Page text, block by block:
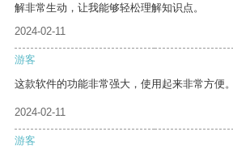
解非常生动，让我能够轻松理解知识点。
2024-02-11
游客
这款软件的功能非常强大，使用起来非常方便。
2024-02-11
游客